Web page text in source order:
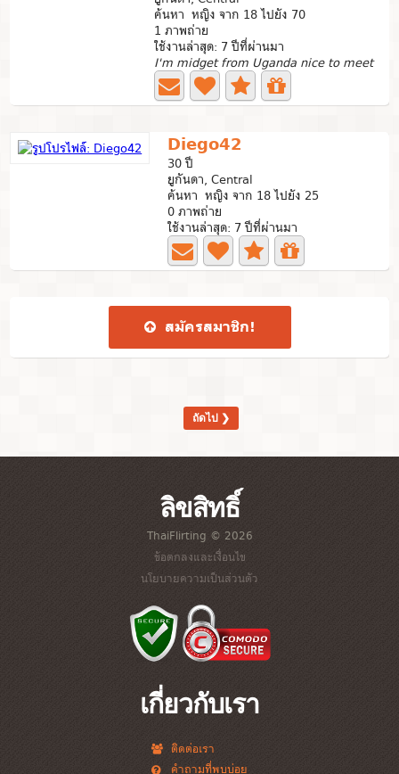
ค้นหา หญิง จาก 18 ไปยัง 70
1 ภาพถ่าย
ใช้งานล่าสุด: 7 ปีที่ผ่านมา
I'm midget from Uganda nice to meet
Diego42
30 ปี
ยูกันดา, Central
ค้นหา หญิง จาก 18 ไปยัง 25
0 ภาพถ่าย
ใช้งานล่าสุด: 7 ปีที่ผ่านมา
สมัคร​สมาชิก​!
ถัดไป ❯
ลิขสิทธิ์
ThaiFlirting © 2026
ข้อตกลงและเงื่อนไข
นโยบายความเป็นส่วนตัว
เกี่ยวกับเรา
ติดต่อเรา
คำถามที่พบบ่อย